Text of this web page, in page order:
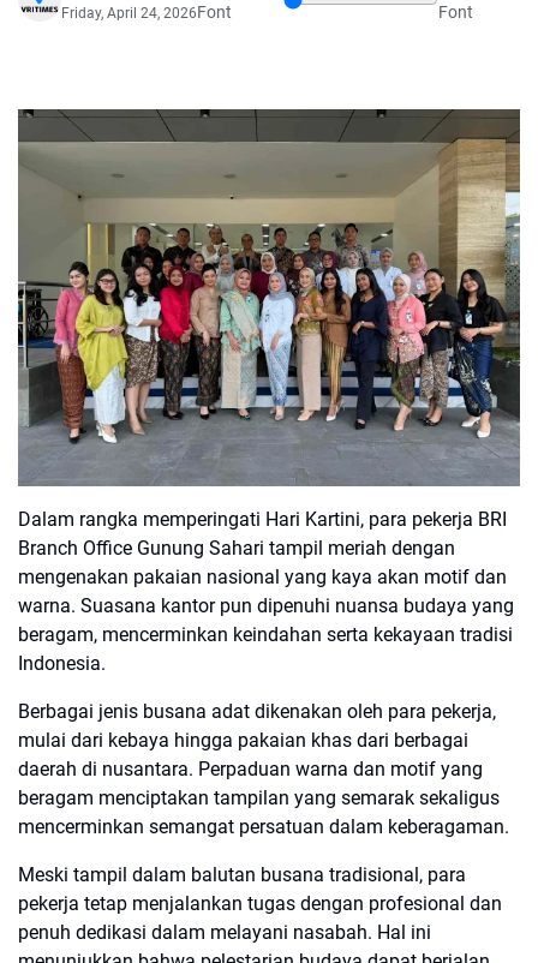
Friday, April 24, 2026Font
Font
Dalam rangka memperingati Hari Kartini, para pekerja BRI
Branch Office Gunung Sahari tampil meriah dengan
mengenakan pakaian nasional yang kaya akan motif dan
warna. Suasana kantor pun dipenuhi nuansa budaya yang
beragam, mencerminkan keindahan serta kekayaan tradisi
Indonesia.
Berbagai jenis busana adat dikenakan oleh para pekerja,
mulai dari kebaya hingga pakaian khas dari berbagai
daerah di nusantara. Perpaduan warna dan motif yang
beragam menciptakan tampilan yang semarak sekaligus
mencerminkan semangat persatuan dalam keberagaman.
Meski tampil dalam balutan busana tradisional, para
pekerja tetap menjalankan tugas dengan profesional dan
penuh dedikasi dalam melayani nasabah. Hal ini